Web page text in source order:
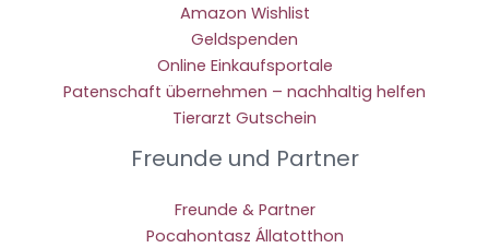
Amazon Wishlist
Geldspenden
Online Einkaufsportale
Patenschaft übernehmen – nachhaltig helfen
Tierarzt Gutschein
Freunde und Partner
Freunde & Partner
Pocahontasz Állatotthon